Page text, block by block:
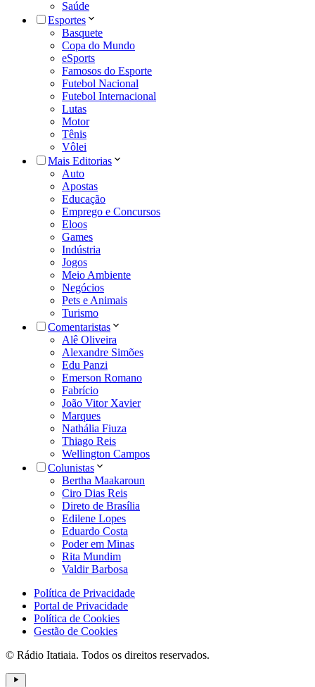
Saúde
Esportes
Basquete
Copa do Mundo
eSports
Famosos do Esporte
Futebol Nacional
Futebol Internacional
Lutas
Motor
Tênis
Vôlei
Mais Editorias
Auto
Apostas
Educação
Emprego e Concursos
Eloos
Games
Indústria
Jogos
Meio Ambiente
Negócios
Pets e Animais
Turismo
Comentaristas
Alê Oliveira
Alexandre Simões
Edu Panzi
Emerson Romano
Fabrício
João Vitor Xavier
Marques
Nathália Fiuza
Thiago Reis
Wellington Campos
Colunistas
Bertha Maakaroun
Ciro Dias Reis
Direto de Brasília
Edilene Lopes
Eduardo Costa
Poder em Minas
Rita Mundim
Valdir Barbosa
Política de Privacidade
Portal de Privacidade
Política de Cookies
Gestão de Cookies
© Rádio Itatiaia. Todos os direitos reservados.